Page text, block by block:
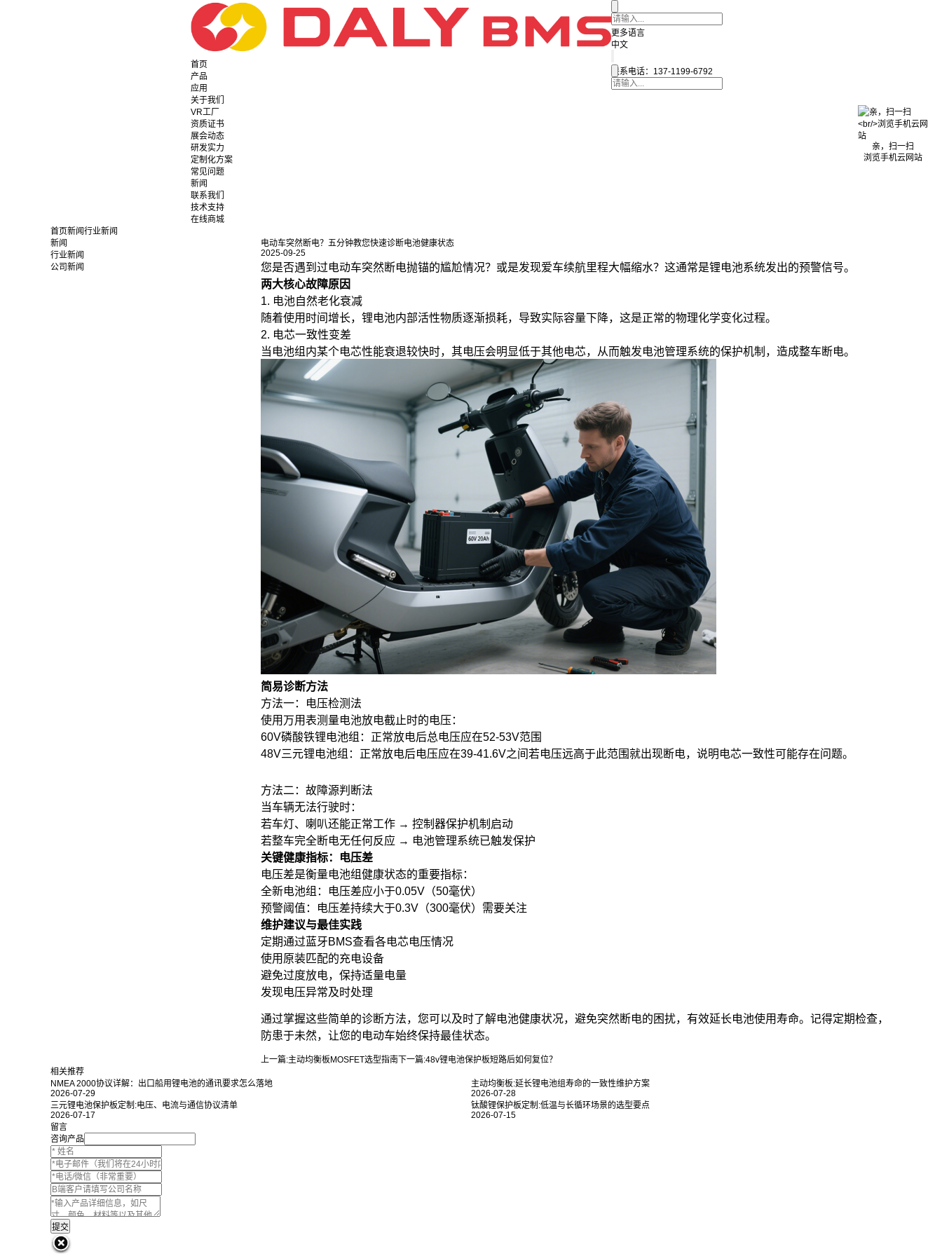
首页
产品
应用
关于我们
VR工厂
资质证书
展会动态
研发实力
定制化方案
常见问题
新闻
联系我们
技术支持
在线商城
更多语言
中文
联系电话：137-1199-6792
首页新闻行业新闻
新闻
行业新闻
公司新闻
电动车突然断电？五分钟教您快速诊断电池健康状态
2025-09-25
您是否遇到过电动车突然断电抛锚的尴尬情况？或是发现爱车续航里程大幅缩水？这通常是锂电池系统发出的预警信号。
两大核心故障原因
1. 电池自然老化衰减
随着使用时间增长，锂电池内部活性物质逐渐损耗，导致实际容量下降，这是正常的物理化学变化过程。
2. 电芯一致性变差
当电池组内某个电芯性能衰退较快时，其电压会明显低于其他电芯，从而触发电池管理系统的保护机制，造成整车断电。
简易诊断方法
方法一：电压检测法
使用万用表测量电池放电截止时的电压：
60V磷酸铁锂电池组：正常放电后总电压应在52-53V范围
48V三元锂电池组：正常放电后电压应在39-41.6V之间若电压远高于此范围就出现断电，说明电芯一致性可能存在问题。
方法二：故障源判断法
当车辆无法行驶时：
若车灯、喇叭还能正常工作 → 控制器保护机制启动
若整车完全断电无任何反应 → 电池管理系统已触发保护
关键健康指标：电压差
电压差是衡量电池组健康状态的重要指标：
全新电池组：电压差应小于0.05V（50毫伏）
预警阈值：电压差持续大于0.3V（300毫伏）需要关注
维护建议与最佳实践
定期通过蓝牙BMS查看各电芯电压情况
使用原装匹配的充电设备
避免过度放电，保持适量电量
发现电压异常及时处理
通过掌握这些简单的诊断方法，您可以及时了解电池健康状况，避免突然断电的困扰，有效延长电池使用寿命。记得定期检查，
防患于未然，让您的电动车始终保持最佳状态。
上一篇:主动均衡板MOSFET选型指南 下一篇:48v锂电池保护板短路后如何复位？
相关推荐
NMEA 2000协议详解：出口船用锂电池的通讯要求怎么落地
2026-07-29
主动均衡板:延长锂电池组寿命的一致性维护方案
2026-07-28
三元锂电池保护板定制:电压、电流与通信协议清单
2026-07-17
钛酸锂保护板定制:低温与长循环场景的选型要点
2026-07-15
留言
咨询产品
亲，扫一扫
浏览手机云网站